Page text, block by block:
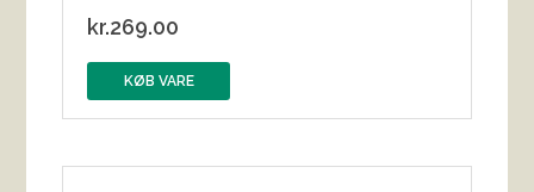
kr.269.00
KØB VARE